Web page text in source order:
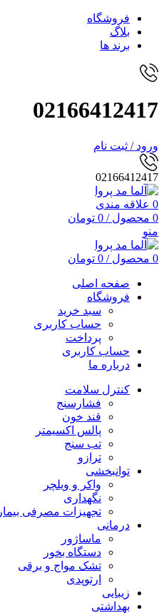
فروشگاه
بلاگ
برند ها
02166412417
ورود / ثبت نام
02166412417
0 علاقه مندی
0 محصول /
0 تومان
منو
0 محصول /
0 تومان
صفحه اصلی
فروشگاه
سبد خرید
حساب کاربری
پرداخت
حساب کاربری
درباره ما
کنترل سلامت
فشارسنج
قند خون
پالس اکسیمتر
تب سنج
ترازو
توانبخشی
واکر و ویلچر
نگهداری
تجهیزات مصرفی بیمار
درمانی
ماساژور
دستگاه بخور
تشک مواج و برقی
ارتوپدی
زیبایی
بهداشتی